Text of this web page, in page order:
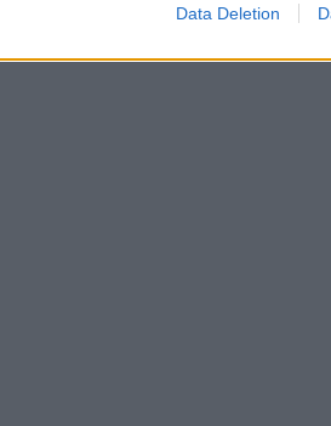
Data Deletion